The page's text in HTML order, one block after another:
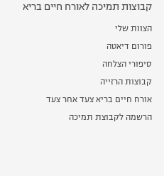
קבוצות תמיכה לאורח חיים בריא
הצוות שלי
פורום דיאטה
סיפורי הצלחה
קבוצות הרזייה
אורח חיים בריא צעד אחר צעד
הרשמה לקבוצת תמיכה